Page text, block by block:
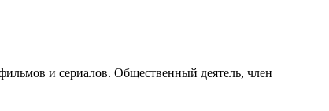
и сериалов. Общественный деятель, член